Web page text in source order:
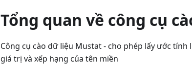
Tổng quan về công cụ
Công cụ cào dữ liệu Mustat - cho phép lấy ước
giá trị và xếp hạng của tên miền